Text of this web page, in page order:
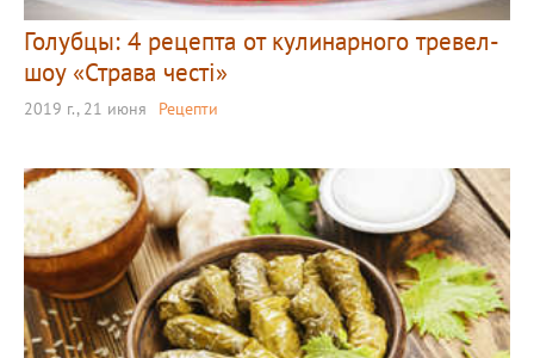
Голубцы: 4 рецепта от кулинарного тревел-
шоу «Страва честi»
2019 г., 21 июня Рецепти